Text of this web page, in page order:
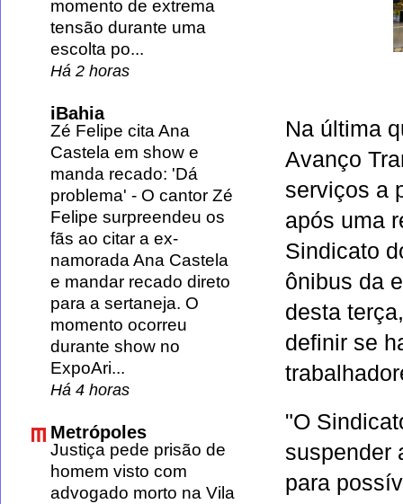
Na última
Avanço
serviços a
após uma
Sindicato
ônibus da
desta
definir se
"O
suspender
para
momento de extrema
tensão durante uma
escolta po...
Há 2 horas
iBahia
Zé Felipe cita Ana
Castela em show e
manda recado: 'Dá
problema' - O cantor Zé
Felipe surpreendeu os
fãs ao citar a ex-
namorada Ana Castela
e mandar recado direto
para a sertaneja. O
momento ocorreu
durante show no
ExpoAri...
Há 4 horas
Metrópoles
Justiça pede prisão de
homem visto com
advogado morto na Vila